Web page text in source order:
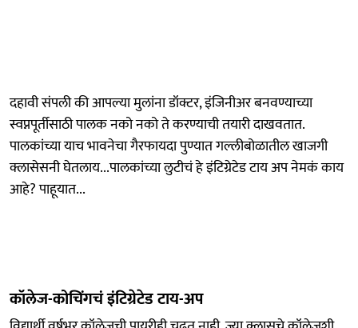
दहावी संपली की आपल्या मुलांना डॉक्टर, इंजिनीअर बनवण्याच्या
स्वप्नपूर्तीसाठी पालक नको नको ते करण्याची तयारी दाखवतात.
पालकांच्या याच भावनेचा गैरफायदा पुण्यात गल्लीबोळातील खाजगी
क्लासेसनी घेतलाय...पालकांच्या लुटीचं हे इंटिग्रेटेड टाय अप नेमकं काय
आहे? पाहूयात...
कॉलेज-कोचिंगचं इंटिग्रेटेड टाय-अप